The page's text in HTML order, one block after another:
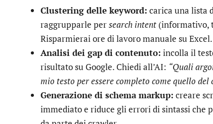
Clustering delle keyword: carica una lista
raggrupparle persearch intent (informativo,
Risparmierai ore di lavoro manuale su Excel.
Analisi dei gap di contenuto: incolla il
risultato su Google. Chiedi all’AI: “Quali
mio testo per essere completo come quello del
Generazione di schema markup: creare
immediato e riduce gli errori di sintassi che